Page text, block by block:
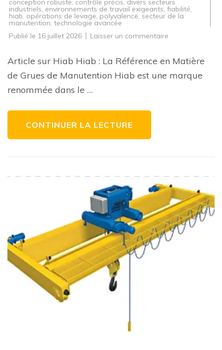
conception robuste, contrôle précis, divers secteurs
industriels, environnements de travail exigeants, fiabilité,
hiab, opérations de levage, polyvalence, secteur de la
manutention, technologie avancée
Publié le 16 juillet 2026 Laisser un commentaire
Exceptionnelles
des
Hiab
Article sur Hiab Hiab : La Référence en Matière
de Grues de Manutention Hiab est une marque
renommée dans le …
CONTINUER LA LECTURE